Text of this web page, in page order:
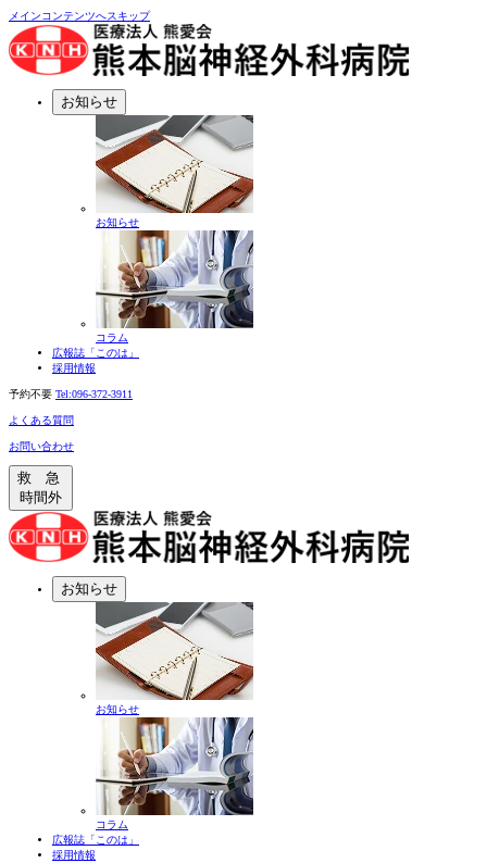
メインコンテンツへスキップ
お知らせ
お知らせ
コラム
広報誌「このは」
採用情報
予約不要 Tel:096-372-3911
よくある質問
お問い合わせ
救 急
時間外
お知らせ
お知らせ
コラム
広報誌「このは」
採用情報